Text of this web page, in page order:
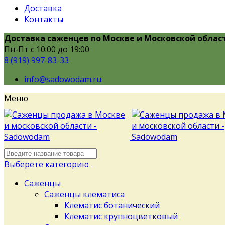
Доставка
Контакты
Доставка саженцев по Москве и Московской
Пн-Пт с 10:00 до 19:00
8 (919) 997-83-33
info@sadowodam.ru
Меню
Выберете категорию
Саженцы
Саженцы клематиса
Клематис ботанический
Клематис крупноцветковый